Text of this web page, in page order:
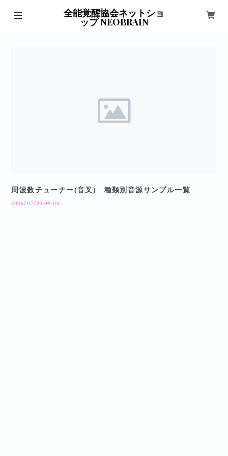
全能覚醒協会ネットショ
ップ NEOBRAIN
周波数チューナー(音叉) 種類別音源サンプル一覧
2026/07/23 09:00